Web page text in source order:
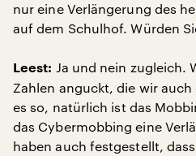
nur eine Verlängerung des
auf dem Schulhof. Würden
Leest: Ja und nein zugleich.
Zahlen anguckt, die wir
es so, natürlich ist das
das Cybermobbing eine
haben auch festgestellt,